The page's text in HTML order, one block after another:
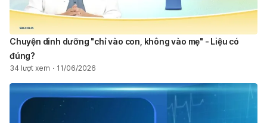
Chuyện dinh dưỡng "chỉ vào con, không vào mẹ" - Liệu có
đúng?
34 lượt xem 11/06/2026